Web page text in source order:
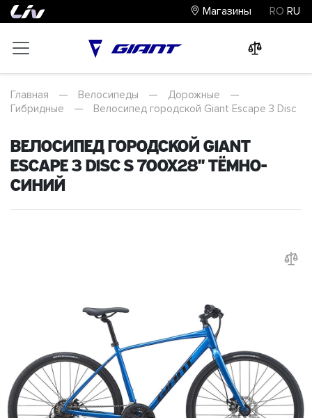
Магазины RO RU
Главная — Велосипеды — Дорожные
—
Гибридные
— Велосипед городской Giant Escape 3 Disc
Велосипед городской Giant
Escape 3 Disc S 700x28" Тёмно-
синий